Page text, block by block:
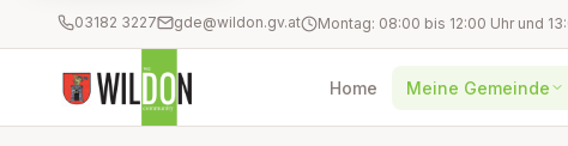
03182 3227 gde@wildon.gv.at
Home Meine Gemeinde